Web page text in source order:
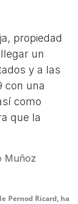
propiedad
un
y a las
con una
como
que la
Muñoz
Pernod Ricard, ha